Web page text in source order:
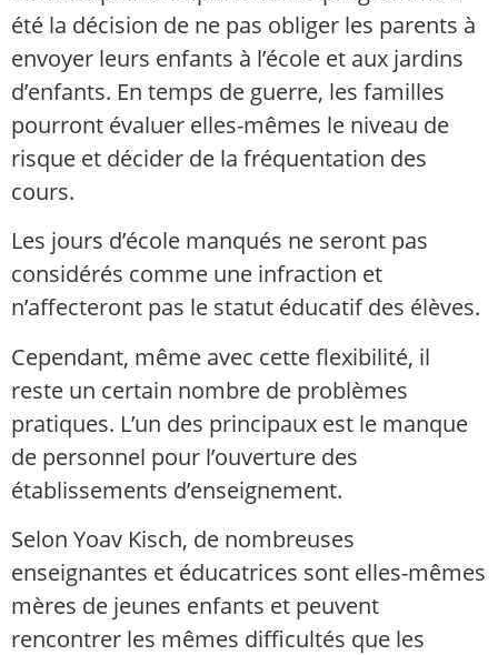
été la décision de ne pas obliger les parents à
envoyer leurs enfants à l’école et aux jardins
d’enfants. En temps de guerre, les familles
pourront évaluer elles-mêmes le niveau de
risque et décider de la fréquentation des
cours.
Les jours d’école manqués ne seront pas
considérés comme une infraction et
n’affecteront pas le statut éducatif des élèves.
Cependant, même avec cette flexibilité, il
reste un certain nombre de problèmes
pratiques. L’un des principaux est le manque
de personnel pour l’ouverture des
établissements d’enseignement.
Selon Yoav Kisch, de nombreuses
enseignantes et éducatrices sont elles-mêmes
mères de jeunes enfants et peuvent
rencontrer les mêmes difficultés que les